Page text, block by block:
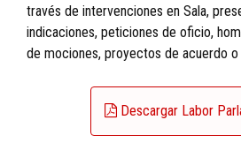
través de intervenciones en Sala,
indicaciones, peticiones de oficio,
de mociones, proyectos de acuerdo o
Descargar Labor